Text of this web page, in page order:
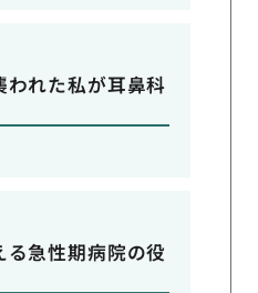
われた私が耳鼻科
急性期病院の役